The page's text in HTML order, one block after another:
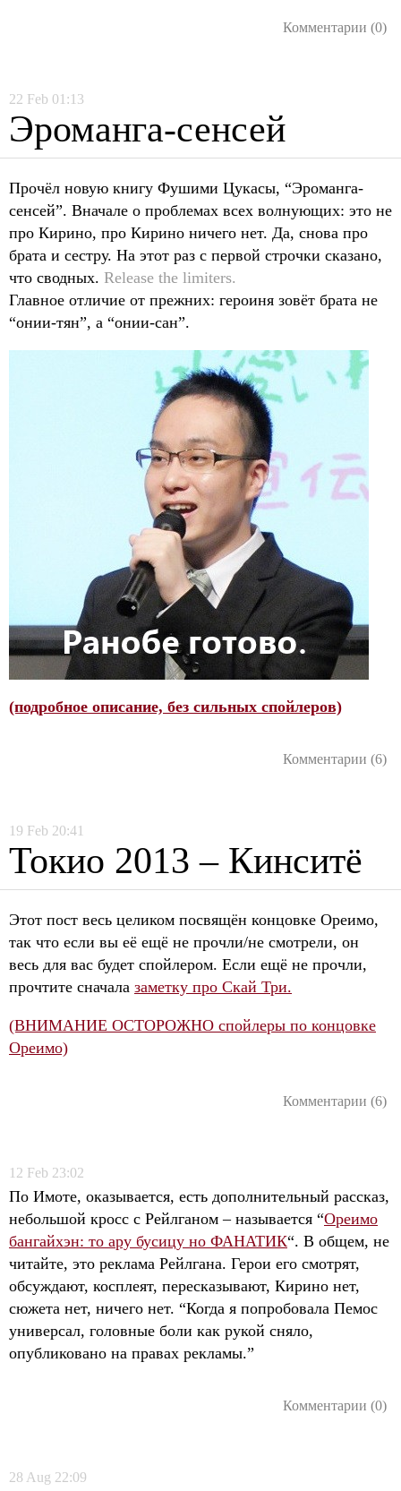
Комментарии (0)
22 Feb 01:13
Эроманга-сенсей
Прочёл новую книгу Фушими Цукасы, “Эроманга-
сенсей”. Вначале о проблемах всех волнующих: это не
про Кирино, про Кирино ничего нет. Да, снова про
брата и сестру. На этот раз с первой строчки сказано,
что сводных. Release the limiters.
Главное отличие от прежних: героиня зовёт брата не
“онии-тян”, а “онии-сан”.
(подробное описание, без сильных спойлеров)
Комментарии (6)
19 Feb 20:41
Токио 2013 – Кинситё
Этот пост весь целиком посвящён концовке Ореимо,
так что если вы её ещё не прочли/не смотрели, он
весь для вас будет спойлером. Если ещё не прочли,
прочтите сначала заметку про Скай Три.
(ВНИМАНИЕ ОСТОРОЖНО спойлеры по концовке
Ореимо)
Комментарии (6)
12 Feb 23:02
По Имоте, оказывается, есть дополнительный рассказ,
небольшой кросс с Рейлганом – называется “Ореимо
бангайхэн: то ару бусицу но ФАНАТИК“. В общем, не
читайте, это реклама Рейлгана. Герои его смотрят,
обсуждают, косплеят, пересказывают, Кирино нет,
сюжета нет, ничего нет. “Когда я попробовала Пемос
универсал, головные боли как рукой сняло,
опубликовано на правах рекламы.”
Комментарии (0)
28 Aug 22:09